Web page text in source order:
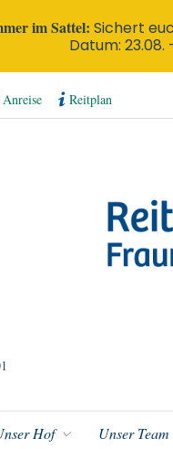
Anreise Reitplan
Hof Unser Team
im Sattel: Sichert
Datum: 23.08.